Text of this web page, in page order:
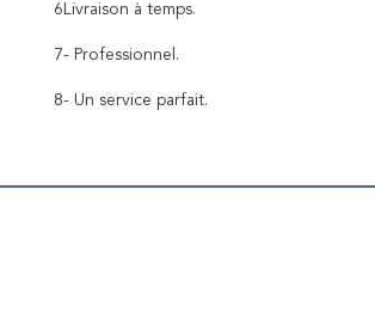
6Livraison à temps.
7- Professionnel.
8- Un service parfait.